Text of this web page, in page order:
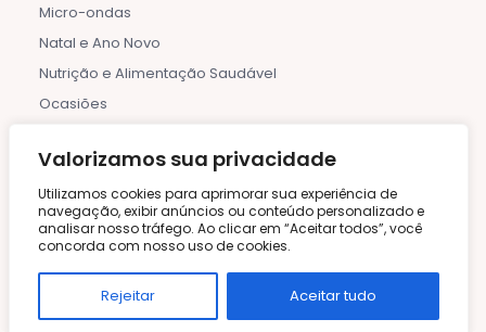
Valorizamos sua privacidade
Utilizamos cookies para aprimorar sua experiência de
navegação, exibir anúncios ou conteúdo personalizado e
analisar nosso tráfego. Ao clicar em “Aceitar todos”, você
concorda com nosso uso de cookies.
Rejeitar Aceitar tudo
Micro-ondas
Natal e Ano Novo
Nutrição e Alimentação Saudável
Ocasiões
Páscoa
Peixes e Frutos do Mar
Piqueniques
Planejamento de Refeições
Pratos de Uma Panela
Pratos Principais